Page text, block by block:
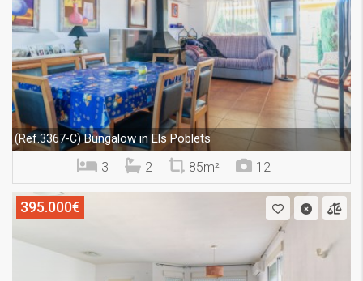
(Ref.3367-C)Bungalow in Els Poblets
3 2 85m² 12
395.000€